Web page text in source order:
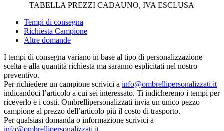
TABELLA PREZZI CADAUNO, IVA ESCLUSA
Tempi di consegna
Richiesta Campione
Altre domande
I tempi di consegna variano in base al tipo di personalizzazione
scelta e alla quantità richiesta ma saranno esplicitati nel nostro
preventivo.
Per richiedere un campione scrivici a info@ombrellipersonalizzati.it
indicandoci l’articolo a cui sei interessato. Ti indicheremo i tempi per
riceverlo e i costi. Ombrellipersonalizzati invia un unico pezzo
campione al prezzo dell’articolo più il costo di trasporto.
Per qualsiasi domanda o informazione scrivici a
info@ombrellipersonalizzati.it